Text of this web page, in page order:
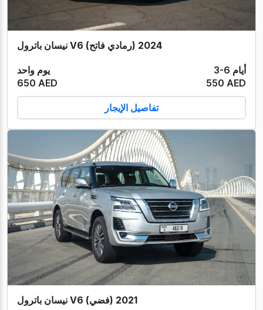
نيسان باترول V6 (رمادي فاتح) 2024
يوم واحد
3-6 أيام
650 AED
550 AED
تفاصيل الإيجار
نيسان باترول V6 (فضي) 2021